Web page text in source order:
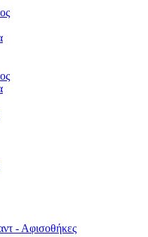
- Αφισοθήκες